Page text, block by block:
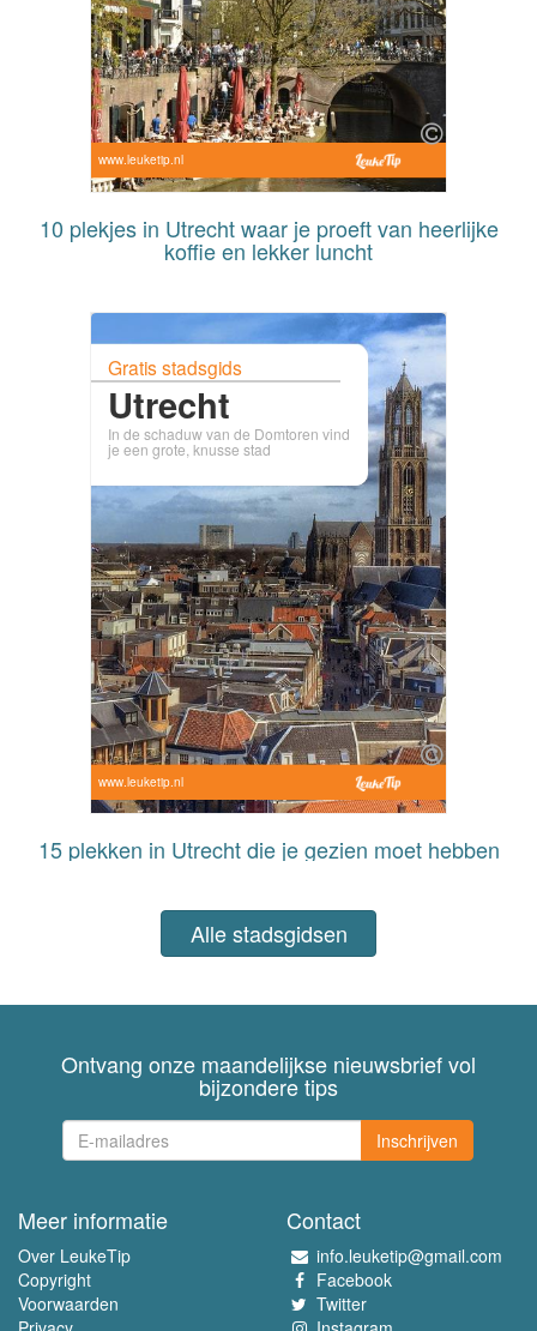
www.leuketip.nl
10 plekjes in Utrecht waar je proeft van heerlijke
koffie en lekker luncht
Gratis stadsgids
Utrecht
In de schaduw van de Domtoren vind
je een grote, knusse stad
www.leuketip.nl
15 plekken in Utrecht die je gezien moet hebben
Alle stadsgidsen
Ontvang onze maandelijkse nieuwsbrief vol
bijzondere tips
Inschrijven
Meer informatie
Over LeukeTip
Copyright
Voorwaarden
Contact
info.leuketip@gmail.com
Facebook
Twitter